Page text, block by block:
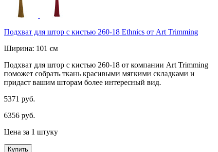
Подхват для штор с кистью 260-18 Ethnics от Art Trimming
Ширина: 101 см
Подхват для штор с кистью 260-18 от компании Art Trimming
поможет собрать ткань красивыми мягкими складками и
придаст вашим шторам более интересный вид.
5371 руб.
6356 руб.
Цена за 1 штуку
Купить